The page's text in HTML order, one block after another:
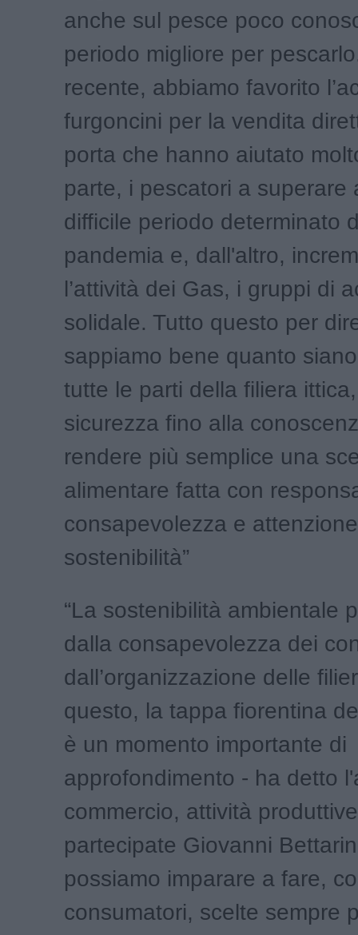
anche sul pesce poco
periodo migliore per
recente, abbiamo favorito
furgoncini per la vendita
porta che hanno aiutato
parte, i pescatori a superare
difficile periodo determinato
pandemia e, dall'altro,
l’attività dei Gas, i gruppi di
solidale. Tutto questo per
sappiamo bene quanto
tutte le parti della filiera
sicurezza fino alla
rendere più semplice una
alimentare fatta con
consapevolezza e
sostenibilità”
“La sostenibilità ambientale
dalla consapevolezza dei
dall’organizzazione delle
questo, la tappa fiorentina
è un momento importante di
approfondimento - ha detto
commercio, attività
partecipate Giovanni
possiamo imparare a fare,
consumatori, scelte sempre